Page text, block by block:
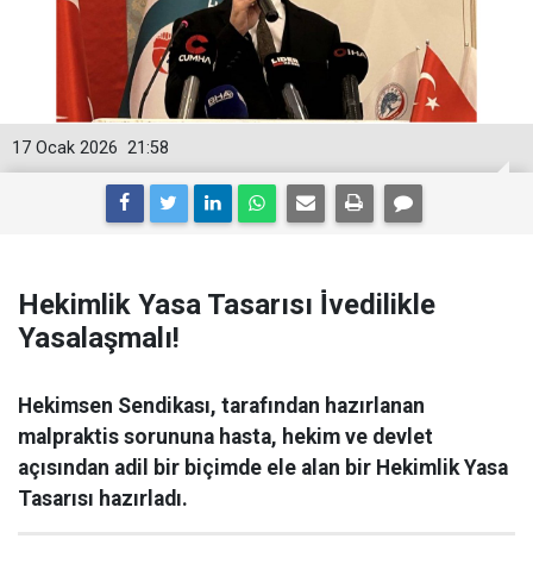
21:58
17 Ocak 2026
Hekimlik Yasa Tasarısı İ̇vedilikle
Yasalaşmalı!
Hekimsen Sendikası, tarafından hazırlanan
malpraktis sorununa hasta, hekim ve devlet
açısından adil bir biçimde ele alan bir Hekimlik Yasa
Tasarısı hazırladı.